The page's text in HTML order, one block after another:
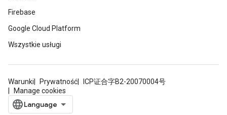
Firebase
Google Cloud Platform
Wszystkie usługi
Warunki Prywatność
ICP证合字B2-20070004号
Manage cookies